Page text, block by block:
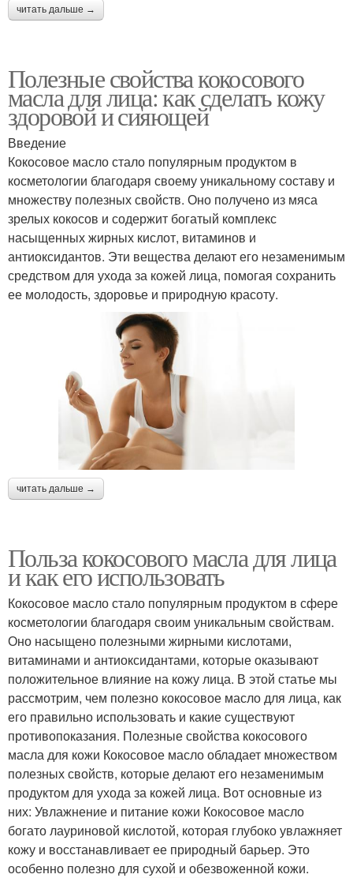
читать дальше →
Полезные свойства кокосового
масла для лица: как сделать кожу
здоровой и сияющей
Введение
Кокосовое масло стало популярным продуктом в
косметологии благодаря своему уникальному составу и
множеству полезных свойств. Оно получено из мяса
зрелых кокосов и содержит богатый комплекс
насыщенных жирных кислот, витаминов и
антиоксидантов. Эти вещества делают его незаменимым
средством для ухода за кожей лица, помогая сохранить
ее молодость, здоровье и природную красоту.
читать дальше →
Польза кокосового масла для лица
и как его использовать
Кокосовое масло стало популярным продуктом в сфере
косметологии благодаря своим уникальным свойствам.
Оно насыщено полезными жирными кислотами,
витаминами и антиоксидантами, которые оказывают
положительное влияние на кожу лица. В этой статье мы
рассмотрим, чем полезно кокосовое масло для лица, как
его правильно использовать и какие существуют
противопоказания. Полезные свойства кокосового
масла для кожи Кокосовое масло обладает множеством
полезных свойств, которые делают его незаменимым
продуктом для ухода за кожей лица. Вот основные из
них: Увлажнение и питание кожи Кокосовое масло
богато лауриновой кислотой, которая глубоко увлажняет
кожу и восстанавливает ее природный барьер. Это
особенно полезно для сухой и обезвоженной кожи.